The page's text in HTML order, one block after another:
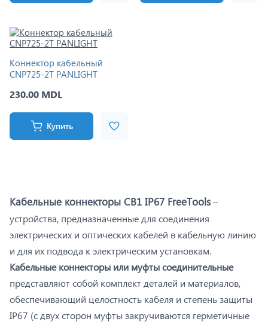
Коннектор кабельный
CNP725-2T PANLIGHT
230.00 MDL
Купить
Кабельные коннекторы CB1 IP67 FreeTools–
устройства, предназначенные для соединения
электрических и оптических кабелей в кабельную линию
и для их подвода к электрическим установкам.
Кабельные коннекторы или муфты соединительные
представляют собой комплект деталей и материалов,
обеспечивающий целостность кабеля и степень защиты
IP67 (c двух сторон муфты закручиваются герметичные